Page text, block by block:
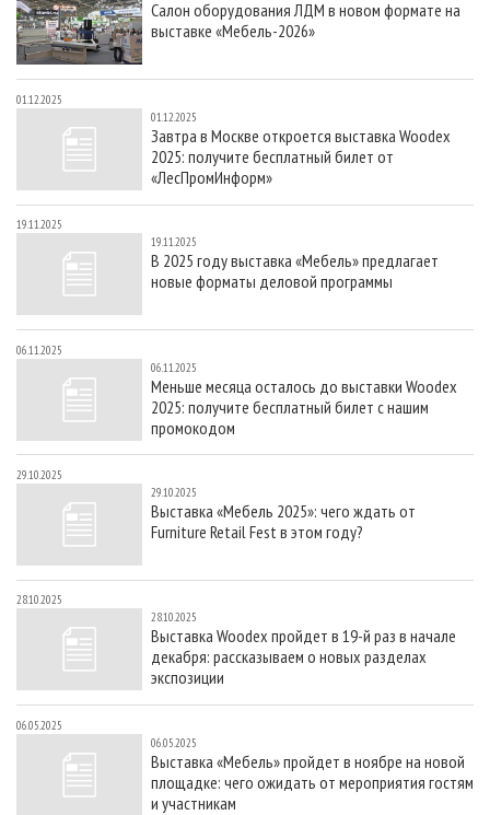
СУШКА ДРЕВЕСИНЫ
ПРОИЗВОДСТВО ДРЕВЕСНЫХ ПЛИТ
ДЕРЕВЯННОЕ ДОМОСТРОЕНИЕ
ПРОИЗВОДСТВО МЕБЕЛИ
БИОЭНЕРГЕТИКА
ЦБП
ИНСТРУМЕНТ И МАТЕРИАЛЫ
ПЕРСОНЫ
МОБИЛЬНЫЕ ВЫСТАВКИ
ПРИОРИТЕТНЫЕ ИНВЕСТПРОЕКТЫ
RUSSIAN FORESTRY REVIEW
ГАЗЕТА ЛЕСПРОМФОРУМ
БИБЛИОТЕКА СПЕЦИАЛИСТА
КОНТАКТЫ
РЕКЛАМА
РЕКЛАМА НА САЙТЕ
Салон оборудования ЛДМ в новом формате на
выставке «Мебель-2026»
01.12.2025
01.12.2025
Завтра в Москве откроется выставка Woodex
2025: получите бесплатный билет от
«ЛесПромИнформ»
19.11.2025
19.11.2025
В 2025 году выставка «Мебель» предлагает
новые форматы деловой программы
06.11.2025
06.11.2025
Меньше месяца осталось до выставки Woodex
2025: получите бесплатный билет с нашим
промокодом
29.10.2025
29.10.2025
Выставка «Мебель 2025»: чего ждать от
Furniture Retail Fest в этом году?
28.10.2025
28.10.2025
Выставка Woodex пройдет в 19-й раз в начале
декабря: рассказываем о новых разделах
экспозиции
06.05.2025
06.05.2025
Выставка «Мебель» пройдет в ноябре на новой
площадке: чего ожидать от мероприятия гостям
и участникам